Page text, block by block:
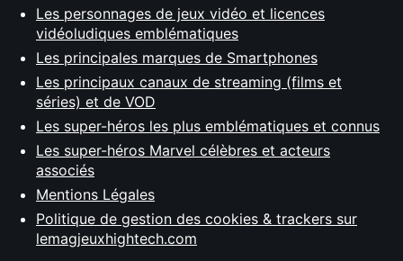
Les personnages de jeux vidéo et licences
vidéoludiques emblématiques
Les principales marques de Smartphones
Les principaux canaux de streaming (films et
séries) et de VOD
Les super-héros les plus emblématiques et connus
Les super-héros Marvel célèbres et acteurs
associés
Mentions Légales
Politique de gestion des cookies & trackers sur
lemagjeuxhightech.com